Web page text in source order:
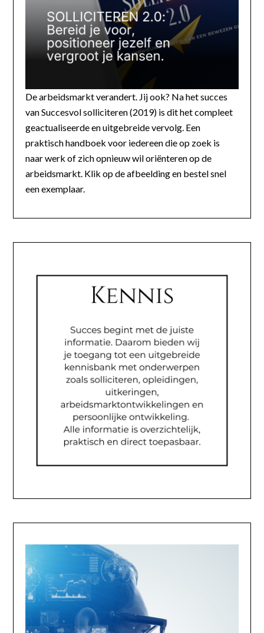
De arbeidsmarkt verandert. Jij ook? Na het succes
van Succesvol solliciteren (2019) is dit het compleet
geactualiseerde en uitgebreide vervolg. Een
praktisch handboek voor iedereen die op zoek is
naar werk of zich opnieuw wil oriënteren op de
arbeidsmarkt. Klik op de afbeelding en bestel snel
een exemplaar.